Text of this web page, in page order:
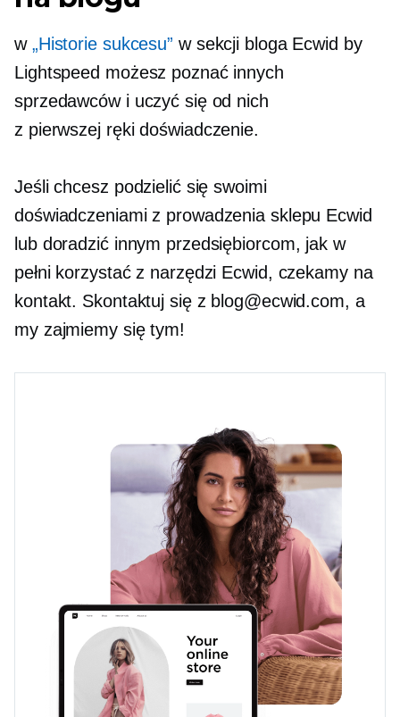
w „Historie sukcesu” w sekcji bloga Ecwid by
Lightspeed możesz poznać innych
sprzedawców i uczyć się od nich
z pierwszej rękidoświadczenie.
Jeśli chcesz podzielić się swoimi
doświadczeniami z prowadzenia sklepu Ecwid
lub doradzić innym przedsiębiorcom, jak w
pełni korzystać z narzędzi Ecwid, czekamy na
kontakt. Skontaktuj się z blog@ecwid.com, a
my zajmiemy się tym!